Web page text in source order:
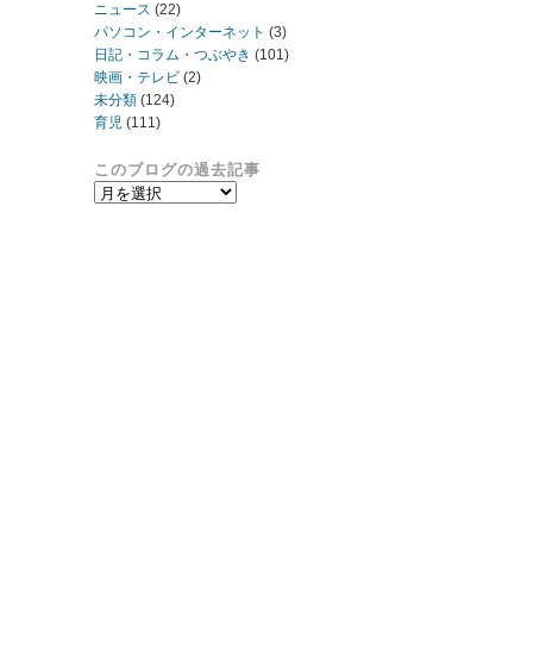
ニュース (22)
パソコン・インターネット (3)
日記・コラム・つぶやき (101)
映画・テレビ(2)
未分類(124)
育児(111)
このブログの過去記事